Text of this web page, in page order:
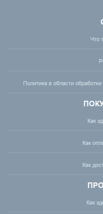
Что
Политика в области
Как
Как
Как
Как